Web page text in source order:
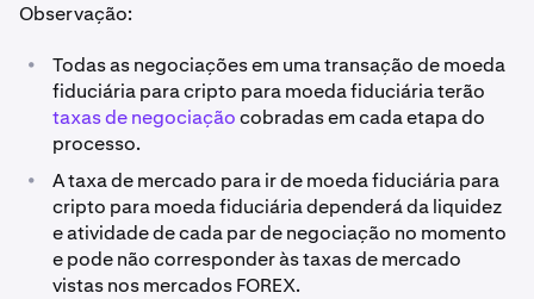
Observação:
•
Todas as negociações em uma transação de moeda
fiduciária para cripto para moeda fiduciária terão
taxas de negociaçãocobradas em cada etapa do
processo.
•
A taxa de mercado para ir de moeda fiduciária para
cripto para moeda fiduciária dependerá da liquidez
e atividade de cada par de negociação no momento
e pode não corresponder às taxas de mercado
vistas nos mercados FOREX.